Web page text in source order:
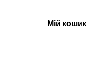
Мій кошик